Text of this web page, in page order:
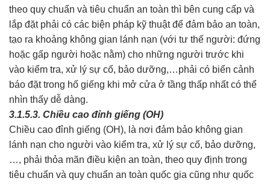
theo quy chuẩn và tiêu chuẩn an toàn thì bên cung cấp và
lắp đặt phải có các biện pháp kỹ thuật để đảm bảo an toàn,
tạo ra khoảng không gian lánh nạn (với tư thế người: đứng
hoặc gấp người hoặc nằm) cho những người trước khi
vào kiểm tra, xử lý sự cố, bảo dưỡng,…phải có biển cảnh
báo đặt trong hố giếng khi mở cửa ở tầng thấp nhất có thể
nhìn thấy dễ dàng.
3.1.5.3. Chiều cao đỉnh giếng (OH)
Chiều cao đỉnh giếng (OH), là nơi đảm bảo không gian
lánh nạn cho người vào kiểm tra, xử lý sự cố, bảo dưỡng,
…, phải thỏa mãn điều kiện an toàn, theo quy định trong
tiêu chuẩn và quy chuẩn an toàn quốc gia cũng như quốc